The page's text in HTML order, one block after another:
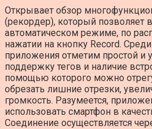
Открывает обзор
(рекордер), который позволяет
автоматическом режиме, по
нажатии на кнопку Record.
приложения отметим простой и
поддержку тегов и наличие
помощью которого можно
обрезать лишние отрезки,
громкость. Разумеется,
использовать смартфон в
Соединение осуществляется